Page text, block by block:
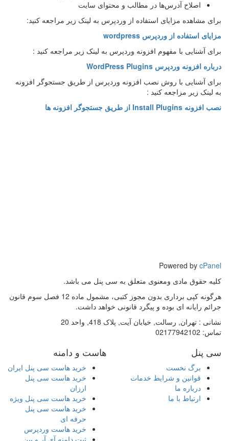
اصلاح آدرس‌ها در مطالب و محتوای سایت
برای مشاهده مزایای استفاده از وردپرس به لینک زیر مراجعه کنید:
مزایای استفاده از وردپرس wordpress
برای آشنایی با مفهوم افزونه وردپرس به لینک زیر مراجعه کنید :
درباره افزونه وردپرس WordPress Plugins
برای آشنایی با روش نصب افزونه وردپرس از طریق جستجوگر افزونه
به لینک زیر مزاجعه کنید :
نصب افزونه Install Plugins از طریق جستجوگر افزونه ها
Powered by cPanel
کلیه حقوق مادی ومعنوی متعلق به سی پنل می باشد.
هرگونه کپی برداری بدون مجوز کتبی، مشمول ماده 12 فصل سوم قانون
جرائم رایانه ای بوده و پیگرد قانونی خواهد داشت.
نشانی : تهران, رسالت, خیابان آیت, پلاک 418, واحد 20
تماس:
سی پنل
برگ نخست
قوانین و شرایط خدمات
درباره ما
ارتباط با ما
هاست و دامنه
خرید هاست سی پنل ایران
خرید هاست سی پنل
ارزان
خرید هاست سی پنل ویژه
خرید هاست سی پنل
حرفه ای
خرید هاست وردپرس
ثبت دامنه آی آر و بین